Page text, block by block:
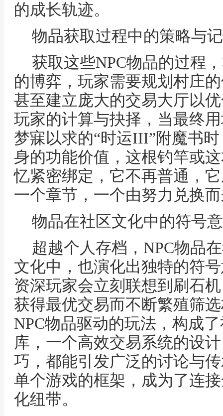
的成长轨迹。
物品获取过程中的策略与
获取这些NPC物品的过程
的博弈，玩家需要规划村庄
甚至建立庞大的交易大厅以
玩家的计算与抉择，当最终
梦寐以求的“时运III”附魔书
身的功能价值，这根钓竿或
忆紧密绑定，它不再普通，
一个章节，一个由努力兑换
物品在社区文化中的符号
超越个人存档，NPC物品
文化中，也演化出独特的符
资深玩家会立刻联想到刷石
获得最优交易而不断繁殖筛
NPC物品驱动的玩法，构成
库，一个高效交易系统的设
巧，都能引发广泛的讨论与
单个游戏的框架，成为了连
化纽带。